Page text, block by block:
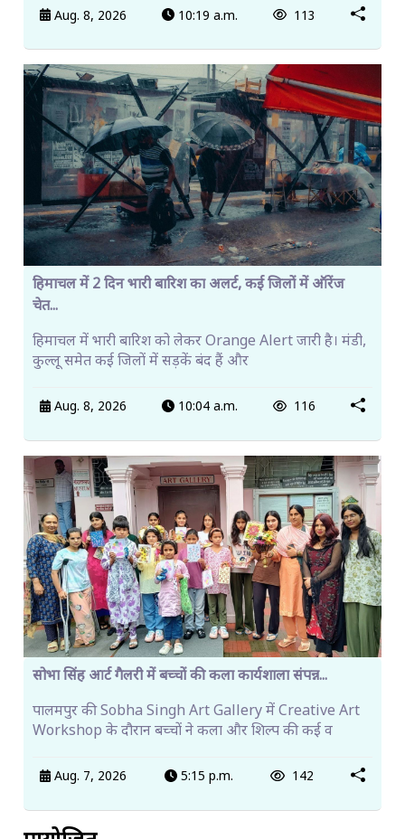
Aug. 8, 2026 10:19 a.m. 113
हिमाचल में 2 दिन भारी बारिश का अलर्ट, कई जिलों में ऑरेंज
चेत...
हिमाचल में भारी बारिश को लेकर Orange Alert जारी है। मंडी,
कुल्लू समेत कई जिलों में सड़कें बंद हैं और
Aug. 8, 2026 10:04 a.m. 116
सोभा सिंह आर्ट गैलरी में बच्चों की कला कार्यशाला संपन्न...
पालमपुर की Sobha Singh Art Gallery में Creative Art
Workshop के दौरान बच्चों ने कला और शिल्प की कई व
Aug. 7, 2026 5:15 p.m. 142